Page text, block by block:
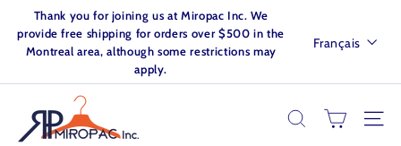
contenu
Diaporama
Pause
Thank you for joining us at Miropac Inc. We
provide free shipping for orders over $500 in the
Montreal area, although some restrictions may
apply.
Français
RECHERCHER